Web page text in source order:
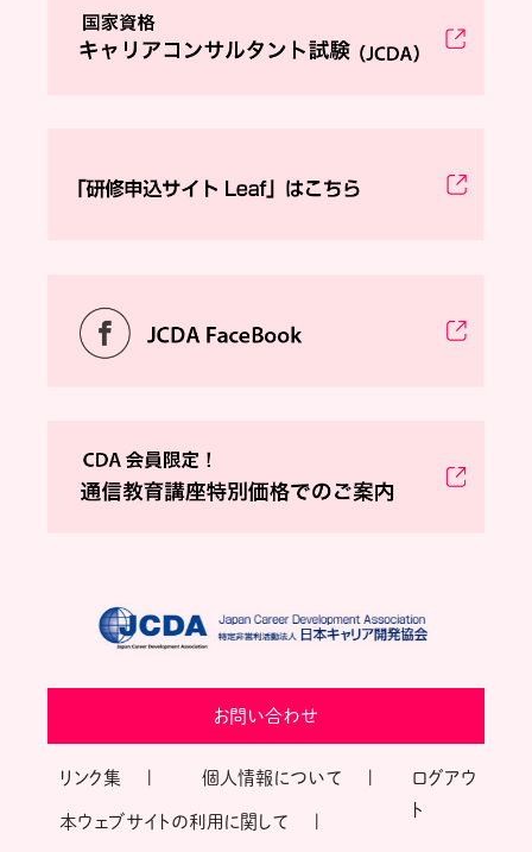
お問い合わせ
リンク集 個人情報について
本ウェブサイトの利用に関して
ログアウ
ト